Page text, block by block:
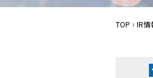
TOP IR情